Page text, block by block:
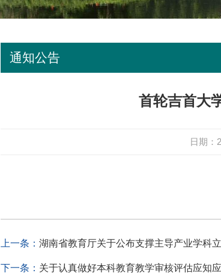
通知公告
首轮吉首大
日期：
上一条： 湖南省教育厅关于公布支撑主导产业学科
下一条： 关于认真做好本科教育教学审核评估应知